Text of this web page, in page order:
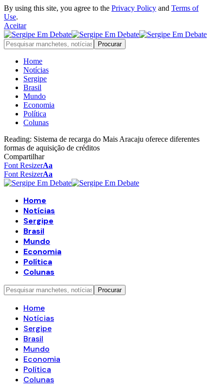
By using this site, you agree to the Privacy Policy and Terms of
Use.
Aceitar
Home
Notícias
Sergipe
Brasil
Mundo
Economia
Política
Colunas
Reading: Sistema de recarga do Mais Aracaju oferece diferentes
formas de aquisição de créditos
Compartilhar
Font ResizerAa
Font ResizerAa
Home
Notícias
Sergipe
Brasil
Mundo
Economia
Política
Colunas
Home
Notícias
Sergipe
Brasil
Mundo
Economia
Política
Colunas